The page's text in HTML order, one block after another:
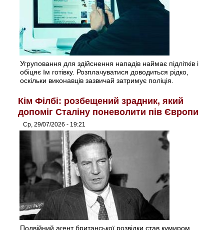
Угруповання для здійснення нападів наймає підлітків і
обіцяє їм готівку. Розплачуватися доводиться рідко,
оскільки виконавців зазвичай затримує поліція.
Кім Філбі: розбещений зрадник, який
допоміг Сталіну поневолити пів Європи
Ср, 29/07/2026 - 19:21
Подвійний агент британської розвідки став кумиром